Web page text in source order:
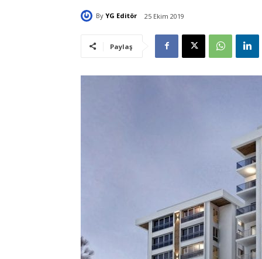
By YG Editör 25 Ekim 2019
Paylaş